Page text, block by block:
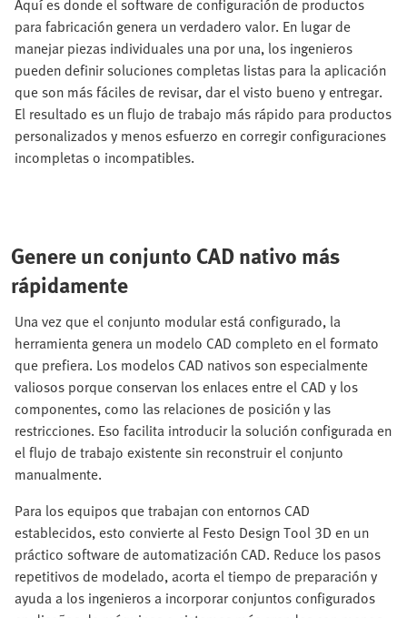
para fabricación genera un verdadero valor. En lugar de
manejar piezas individuales una por una, los ingenieros
pueden definir soluciones completas listas para la aplicación
que son más fáciles de revisar, dar el visto bueno y entregar.
El resultado es un flujo de trabajo más rápido para productos
personalizados y menos esfuerzo en corregir configuraciones
incompletas o incompatibles.
Genere un conjunto CAD nativo más
rápidamente
Una vez que el conjunto modular está configurado, la
herramienta genera un modelo CAD completo en el formato
que prefiera. Los modelos CAD nativos son especialmente
valiosos porque conservan los enlaces entre el CAD y los
componentes, como las relaciones de posición y las
restricciones. Eso facilita introducir la solución configurada en
el flujo de trabajo existente sin reconstruir el conjunto
manualmente.
Para los equipos que trabajan con entornos CAD
establecidos, esto convierte al Festo Design Tool 3D en un
práctico software de automatización CAD. Reduce los pasos
repetitivos de modelado, acorta el tiempo de preparación y
ayuda a los ingenieros a incorporar conjuntos configurados